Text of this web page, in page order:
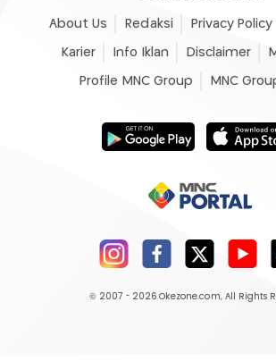
About Us Redaksi Privacy Policy
Karier Info Iklan Disclaimer
Profile MNC Group MNC
© 2007 - 2026 Okezone.com, All Rights